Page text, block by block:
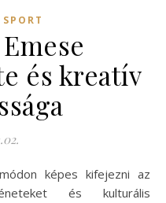
SPORT
és kreatív
és kulturális